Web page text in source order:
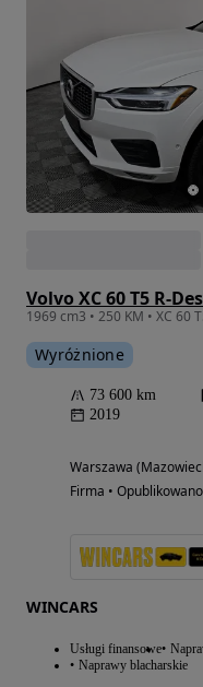
Volvo XC 60 T5 R-
1969 cm3 • 250 KM • XC 60
Wyróżnione
73 600 km
2019
Warszawa
Firma • Opublikowano
WINCARS
Usługi finansowe
Naprawy blacharskie